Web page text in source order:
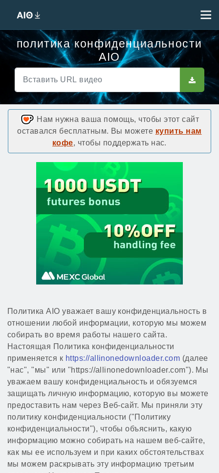
политика конфиденциальности
AIO
Нам нужна ваша помощь, чтобы этот сайт
оставался бесплатным. Вы можете купить нам
кофе, чтобы поддержать нас.
Политика AIO уважает вашу конфиденциальность в
отношении любой информации, которую мы можем
собирать во время работы нашего сайта.
Настоящая Политика конфиденциальности
применяется к https://allinonedownloader.com (далее
"нас", "мы" или "https://allinonedownloader.com"). Мы
уважаем вашу конфиденциальность и обязуемся
защищать личную информацию, которую вы можете
предоставить нам через Веб-сайт. Мы приняли эту
политику конфиденциальности ("Политику
конфиденциальности"), чтобы объяснить, какую
информацию можно собирать на нашем веб-сайте,
как мы ее используем и при каких обстоятельствах
мы можем раскрывать эту информацию третьим